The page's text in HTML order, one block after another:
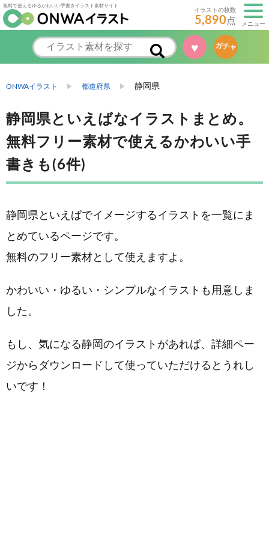
無料で使えるゆるかわいい手書きイラスト素材サイト
イラストの枚数
5,890点 メニュー
♥ ガチャ
ONWAイラスト 都道府県 静岡県
静岡県といえばなイラストまとめ。
無料フリー素材で使えるかわいい手
書きも(6件)
静岡県といえばでイメージするイラストを一覧にま
とめているページです。
無料のフリー素材として使えますよ。
かわいい・ゆるい・シンプルなイラストも用意しま
した。
もし、気になる静岡のイラストがあれば、詳細ペー
ジからダウンロードして使っていただけるとうれし
いです！